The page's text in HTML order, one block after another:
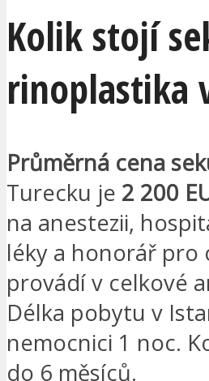
Kolik stojí
rinoplastika
Průměrná cena
Turecku je 2 200
na anestezii,
léky a honorář pro
provádí v celkové
Délka pobytu v
nemocnici 1 noc.
do 6 měsíců.